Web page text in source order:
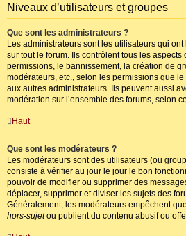
Niveaux d’utilisateurs et groupes
Que sont les administrateurs ?
Les administrateurs sont les utilisateurs qui
sur tout le forum. Ils contrôlent tous les aspects
permissions, le bannissement, la création de
modérateurs, etc., selon les permissions que
aux autres administrateurs. Ils peuvent aussi
modération sur l’ensemble des forums, selon
Haut
Que sont les modérateurs ?
Les modérateurs sont des utilisateurs (ou
consiste à vérifier au jour le jour le bon
pouvoir de modifier ou supprimer des
déplacer, supprimer et diviser les sujets des
Généralement, les modérateurs empêchent
hors-sujetou publient du contenu abusif ou